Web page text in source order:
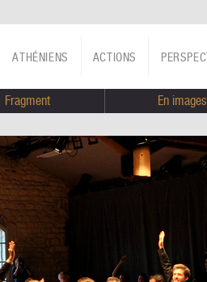
ACTIONS
ATHÉNIENS
Fragment En images